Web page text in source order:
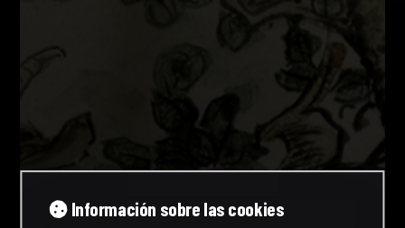
Información sobre las cookies